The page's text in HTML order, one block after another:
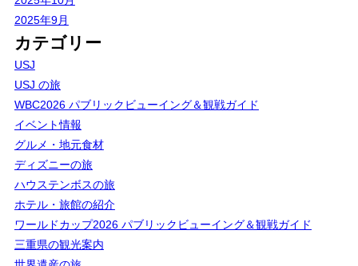
2025年9月
カテゴリー
USJ
USJ の旅
WBC2026 パブリックビューイング＆観戦ガイド
イベント情報
グルメ・地元食材
ディズニーの旅
ハウステンボスの旅
ホテル・旅館の紹介
ワールドカップ2026 パブリックビューイング＆観戦ガイド
三重県の観光案内